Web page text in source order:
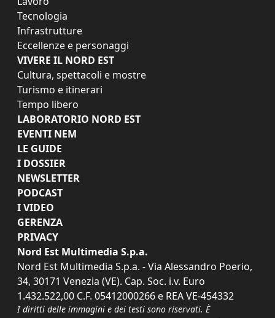
Tecnologia
Infrastrutture
Eccellenze e personaggi
VIVERE IL NORD EST
Cultura, spettacoli e mostre
Turismo e itinerari
Tempo libero
LABORATORIO NORD EST
EVENTI NEM
LE GUIDE
I DOSSIER
NEWSLETTER
PODCAST
I VIDEO
GERENZA
PRIVACY
Nord Est Multimedia S.p.a.
Nord Est Multimedia S.p.a. - Via Alessandro Poerio,
34, 30171 Venezia (VE). Cap. Soc. i.v. Euro
1.432.522,00 C.F. 05412000266 e REA VE-454332
I diritti delle immagini e dei testi sono riservati. È